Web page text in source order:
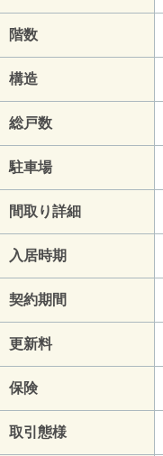
階数
構造
総戸数
駐車場
間取り詳細
入居時期
契約期間
更新料
保険
取引態様